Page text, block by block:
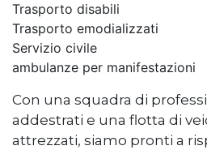
Trasporto disabili
Trasporto emodializzati
Servizio civile
ambulanze per manifestazioni
Con una squadra di
addestrati e una flotta di
attrezzati, siamo pronti a